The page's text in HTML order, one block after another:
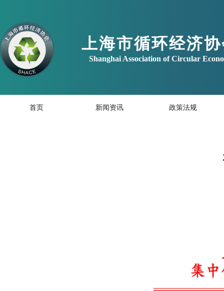
上海市循环经济
Shanghai Association of Circular
首页 新闻资讯 政策法规